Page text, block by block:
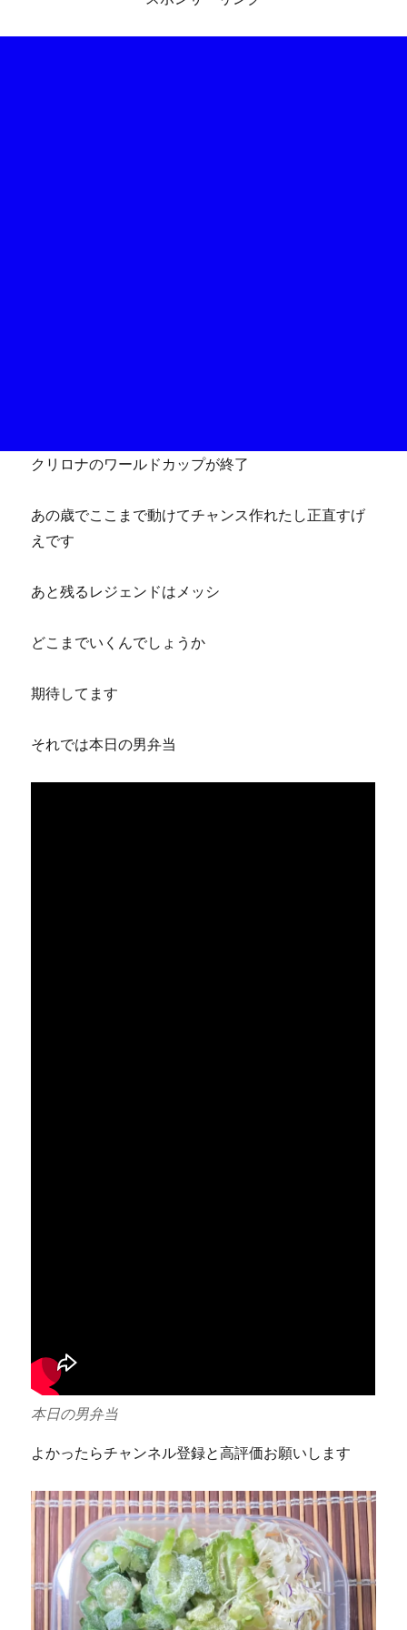
クリロナのワールドカップが終了
あの歳でここまで動けてチャンス作れたし正直すげ
えです
あと残るレジェンドはメッシ
どこまでいくんでしょうか
期待してます
それでは本日の男弁当
本日の男弁当
よかったらチャンネル登録と高評価お願いします